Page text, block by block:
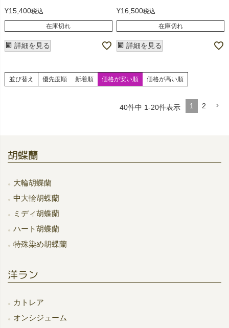
¥15,400税込
在庫切れ
詳細を見る
¥16,500税込
在庫切れ
詳細を見る
並び替え 優先度順 新着順 価格が安い順 価格が高い順
40件中 1-20件表示 1 2
胡蝶蘭
大輪胡蝶蘭
中大輪胡蝶蘭
ミディ胡蝶蘭
ハート胡蝶蘭
特殊染め胡蝶蘭
洋ラン
カトレア
オンシジューム